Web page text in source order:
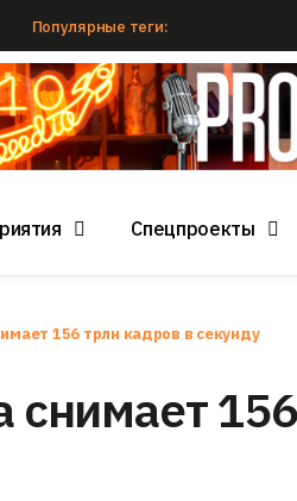
Популярные теги:
Спецпроекты
156 трлн кадров в секунду